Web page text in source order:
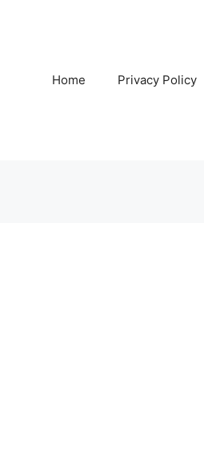
Home Privacy Policy